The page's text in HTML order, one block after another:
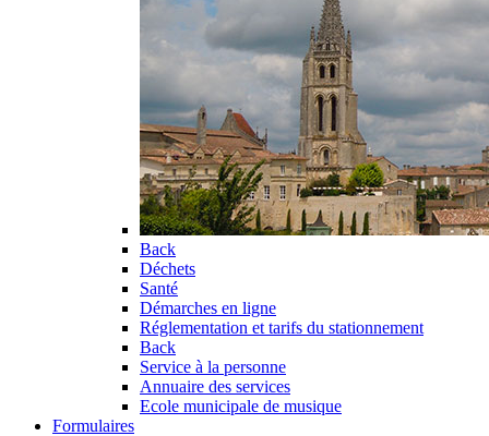
Back
Déchets
Santé
Démarches en ligne
Réglementation et tarifs du stationnement
Back
Service à la personne
Annuaire des services
Ecole municipale de musique
Formulaires